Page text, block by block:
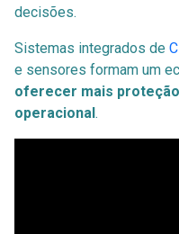
decisões.
Sistemas integrados de
e sensores formam um
oferecer mais
operacional.